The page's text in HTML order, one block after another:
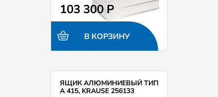
103 300 Р
В КОРЗИНУ
ЯЩИК АЛЮМИНИЕВЫЙ ТИП
А 415, KRAUSE 256133